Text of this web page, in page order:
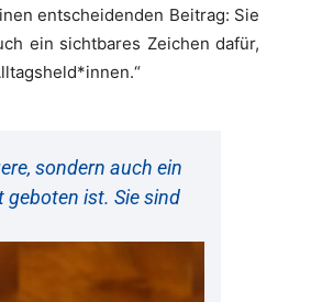
entscheidenden Beitrag: Sie
ein sichtbares Zeichen dafür,
sondern auch ein
geboten ist. Sie sind